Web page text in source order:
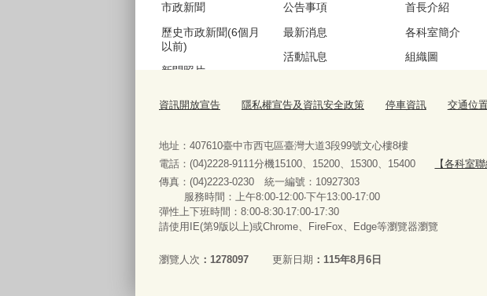
市政新聞
歷史市政新聞(6個月
以前)
新聞照片
以前)
公告事項
最新消息
活動訊息
公聽會訊息
首長介紹
各科室簡介
組織圖
交通位置
便民服務
法規查詢
表單下載與申辦
資訊開放宣告 隱私權宣告及資訊安全政策 停車資訊 交通位
地址：407610臺中市西屯區臺灣大道3段99號文心樓8樓
電話：(04)2228-9111分機15100、15200、15300、15400
【各科室
傳真：(04)2223-0230 統一編號 ：
服務時間：上午8:00-12:00‧下午13:00-17:00
彈性上下班時間：8:00-8:30‧17:00-17:30
請使用IE(第9版以上)或Chrome、FireFox、Edge等瀏覽器瀏覽
瀏覽人次 1278097 更新日期 115年8月6日